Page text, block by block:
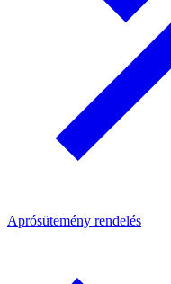
Aprósütemény rendelés